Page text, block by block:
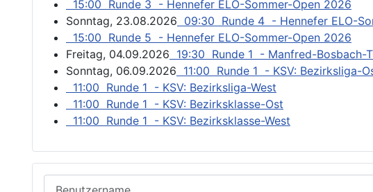
15:00 Runde 3 - Hennefer ELO-Sommer-Open 2026
Sonntag, 23.08.2026 09:30 Runde 4 - Hennefer ELO-
15:00 Runde 5 - Hennefer ELO-Sommer-Open 2026
Freitag, 04.09.2026 19:30 Runde 1 - Manfred-Bosbach-
Sonntag, 06.09.2026 11:00 Runde 1 - KSV: Bezirksliga-
11:00 Runde 1 - KSV: Bezirksliga-West
11:00 Runde 1 - KSV: Bezirksklasse-Ost
11:00 Runde 1 - KSV: Bezirksklasse-West